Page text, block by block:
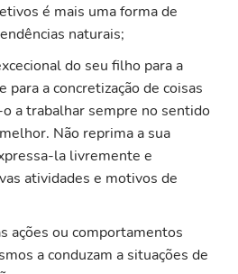
é mais uma forma de
naturais;
do seu filho para a
para a concretização de coisas
a trabalhar sempre no sentido
Não reprima a sua
la livremente e
atividades e motivos de
ações ou comportamentos
a conduzam a situações de